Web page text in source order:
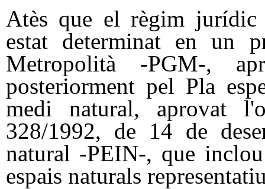
Atès que el règim jurídic
estat determinat en un
Metropolità -PGM-,
posteriorment pel Pla
medi natural, aprovat
328/1992, de 14 de
natural -PEIN-, que
espais naturals